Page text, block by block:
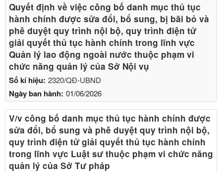
Số kí hiệu: 2320/QĐ-UBND
Ngày ban hành: 01/06/2026
Quyết định về việc công bố danh mục thủ tục
hành chính được sửa đổi, bổ sung, bị bãi bỏ và
phê duyệt quy trình nội bộ, quy trình điện tử
giải quyết thủ tục hành chính trong lĩnh vực
Quản lý lao động ngoài nước thuộc phạm vi
chức năng quản lý của Sở Nội vụ
V/v công bố danh mục thủ tục hành chính được
sửa đổi, bổ sung và phê duyệt quy trình nội bộ,
quy trình điện tử giải quyết thủ tục hành chính
trong lĩnh vực Luật sư thuộc phạm vi chức năng
quản lý của Sở Tư pháp